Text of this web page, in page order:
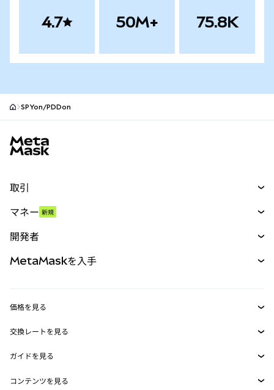
4.7 50M+ 75.8K
SPYon/PDDon
取引
パーペチュアル
RWA
マネー 新規
開発者
MetaMask Connect
Snaps
Web3サービス
MetaMaskを入手
セキュリティ
サポート
価格を見る
イーサリアムの価格
Solanaの価格
交換レートを見る
ETH→USD
USDT→INR
ガイドを見る
ETHの購入
コンテンツを見る